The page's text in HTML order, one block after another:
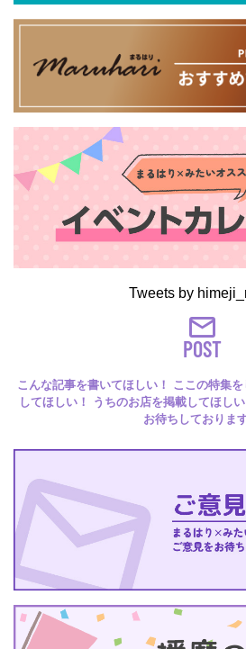
Tweets by
POST
こんな記事を書いてほしい！ ここの特集
してほしい！ うちのお店を掲載してほし
お待ちしております